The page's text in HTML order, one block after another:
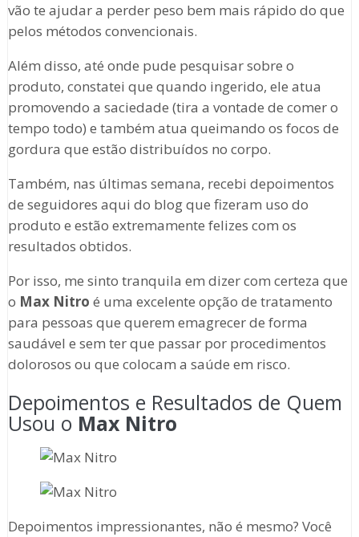
vão te ajudar a perder peso bem mais rápido do que
pelos métodos convencionais.
Além disso, até onde pude pesquisar sobre o
produto, constatei que quando ingerido, ele atua
promovendo a saciedade (tira a vontade de comer o
tempo todo) e também atua queimando os focos de
gordura que estão distribuídos no corpo.
Também, nas últimas semana, recebi depoimentos
de seguidores aqui do blog que fizeram uso do
produto e estão extremamente felizes com os
resultados obtidos.
Por isso, me sinto tranquila em dizer com certeza que
o Max Nitro é uma excelente opção de tratamento
para pessoas que querem emagrecer de forma
saudável e sem ter que passar por procedimentos
dolorosos ou que colocam a saúde em risco.
Depoimentos e Resultados de Quem
Usou o Max Nitro
Depoimentos impressionantes, não é mesmo? Você